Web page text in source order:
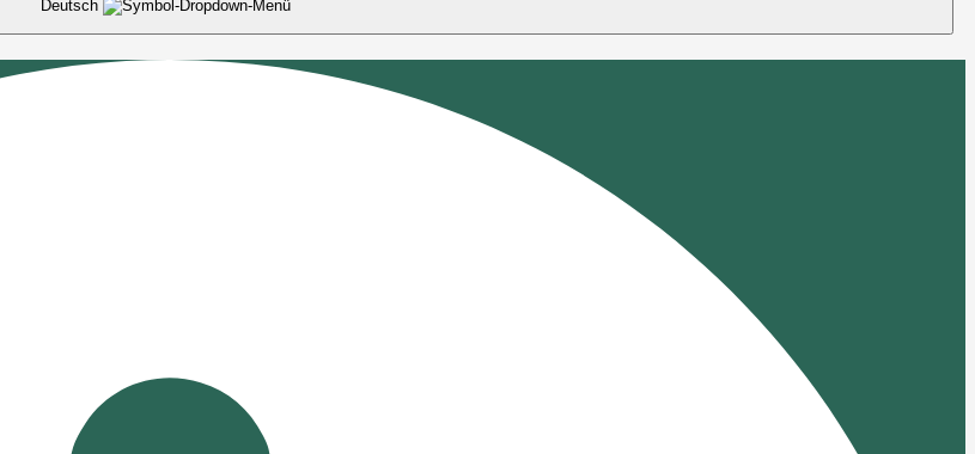
Deutsch